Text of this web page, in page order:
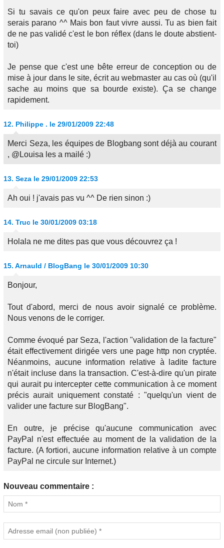
Si tu savais ce qu'on peux faire avec peu de chose tu
serais parano ^^ Mais bon faut vivre aussi. Tu as bien fait
de ne pas validé c'est le bon réflex (dans le doute abstient-
toi)
Je pense que c'est une bête erreur de conception ou de
mise à jour dans le site, écrit au webmaster au cas où (qu'il
sache au moins que sa bourde existe). Ça se change
rapidement.
12. Philippe . le 29/01/2009 22:48
Merci Seza, les équipes de Blogbang sont déjà au courant
, @Louisa les a mailé :)
13. Seza le 29/01/2009 22:53
Ah oui ! j'avais pas vu ^^ De rien sinon :)
14. Truc le 30/01/2009 03:18
Holala ne me dites pas que vous découvrez ça !
15. Arnauld / BlogBang le 30/01/2009 10:30
Bonjour,
Tout d'abord, merci de nous avoir signalé ce problème.
Nous venons de le corriger.
Comme évoqué par Seza, l'action "validation de la facture"
était effectivement dirigée vers une page http non cryptée.
Néanmoins, aucune information relative à ladite facture
n'était incluse dans la transaction. C'est-à-dire qu'un pirate
qui aurait pu intercepter cette communication à ce moment
précis aurait uniquement constaté : "quelqu'un vient de
valider une facture sur BlogBang".
En outre, je précise qu'aucune communication avec
PayPal n'est effectuée au moment de la validation de la
facture. (A fortiori, aucune information relative à un compte
PayPal ne circule sur Internet.)
Nouveau commentaire :